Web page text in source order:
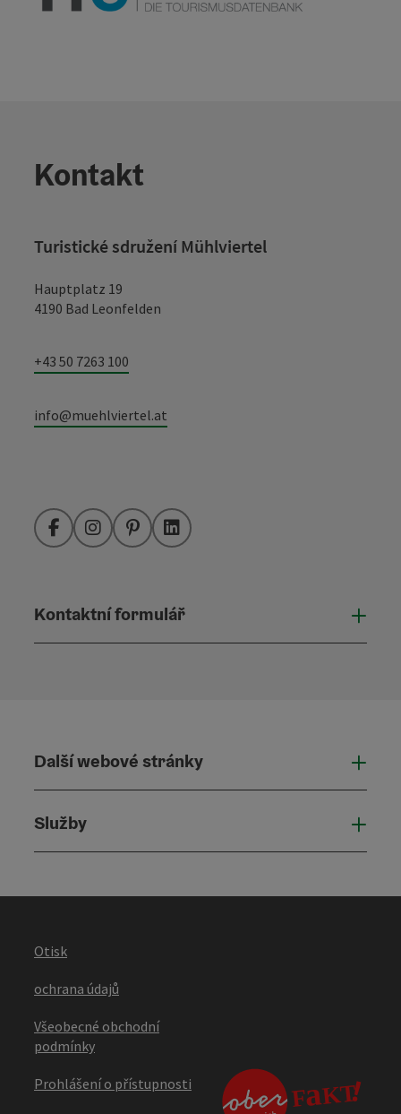
Kontakt
Turistické sdružení Mühlviertel
Hauptplatz 19
4190 Bad Leonfelden
+43 50 7263 100
info@muehlviertel.at
FacebookInstagramPinterestLinkedIn
Kontaktní formulář
Další webové stránky
Služby
Otisk
ochrana údajů
Všeobecné obchodní
podmínky
Prohlášení o přístupnosti